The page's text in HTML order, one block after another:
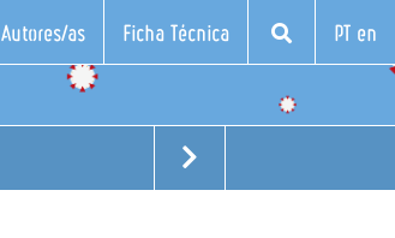
Autores/as Ficha Técnica PT en